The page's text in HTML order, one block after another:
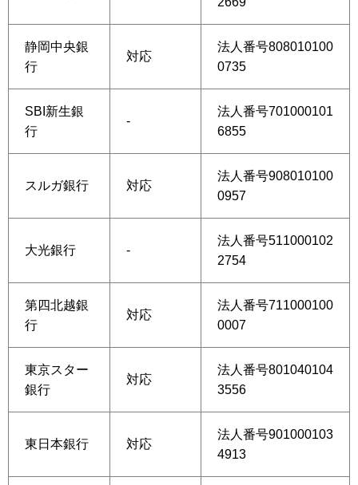
静岡中央銀
行
対応
法人番号808010100
0735
SBI新生銀
行
-
法人番号701000101
6855
スルガ銀行 対応
法人番号908010100
0957
大光銀行 -
法人番号511000102
2754
第四北越銀
行
対応
法人番号711000100
0007
東京スター
銀行
対応
法人番号801040104
3556
東日本銀行 対応
法人番号901000103
4913